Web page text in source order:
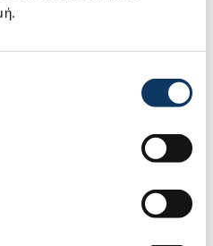
εμάς να έχουμε τη
Σελήνης. Συντασσόμαστε
του μικρού σεληνιακού
τρόπο και εμείς
. Ανυπομονούμε